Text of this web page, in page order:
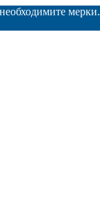
мерки.